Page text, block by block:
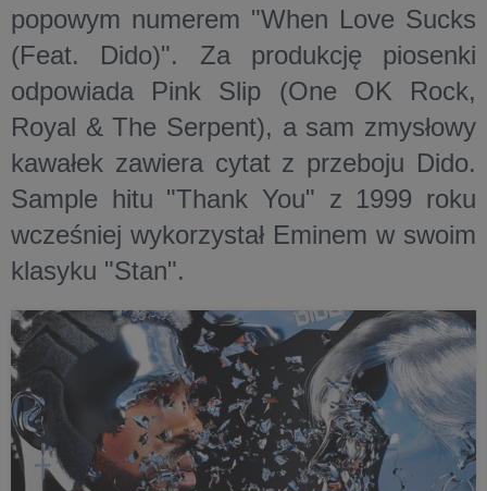
popowym numerem "When Love Sucks
(Feat. Dido)". Za produkcję piosenki
odpowiada Pink Slip (One OK Rock,
Royal & The Serpent), a sam zmysłowy
kawałek zawiera cytat z przeboju Dido.
Sample hitu "Thank You" z 1999 roku
wcześniej wykorzystał Eminem w swoim
klasyku "Stan".